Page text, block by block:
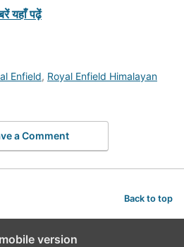
यहाँ पढ़ें
Enfield, Royal Enfield Himalayan
a Comment
Back to top
version